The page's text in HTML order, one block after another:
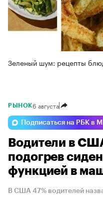
Зеленый шум: рецепты
РЫНОК6 августа
Подписаться на РБК в
Водители в
подогрев
функцией в
В США 47% водителей